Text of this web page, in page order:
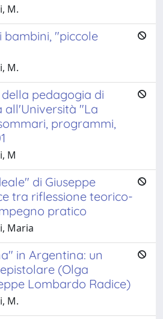
M.
bambini, "piccole
M.
pedagogia di
all'Università "La
programmi,
M
di Giuseppe
tra riflessione teorico-
pratico
Maria
in Argentina: un
(Olga
Lombardo Radice)
M.